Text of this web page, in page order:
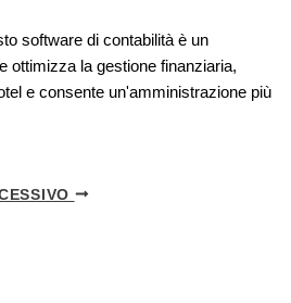
software di contabilità è un
ottimizza la gestione finanziaria,
e consente un'amministrazione più